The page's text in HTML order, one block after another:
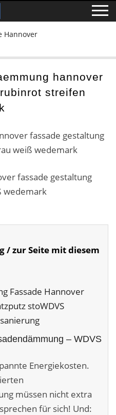
gestaltung rubinrot streifen grau weiß wedemark
›
Designböden
Shui
hannover
streifen
fassade gestaltung
wedemark
/ zur Seite mit diesem
– WDVS
Energiekosten.
müssen nicht extra
für sich! Und: